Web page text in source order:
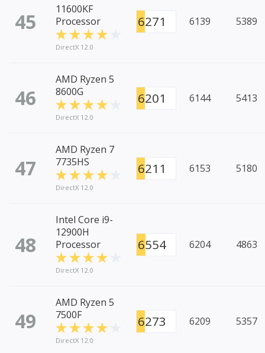
45
11600KF
Processor
DirectX 12.0
6271 6139 5389
46
AMD Ryzen 5
8600G
DirectX 12.0
6201 6144 5413
47
AMD Ryzen 7
7735HS
DirectX 12.0
6211 6153 5180
48
Intel Core i9-
12900H
Processor
DirectX 12.0
6554 6204 4863
49
AMD Ryzen 5
7500F
DirectX 12.0
6273 6209 5357